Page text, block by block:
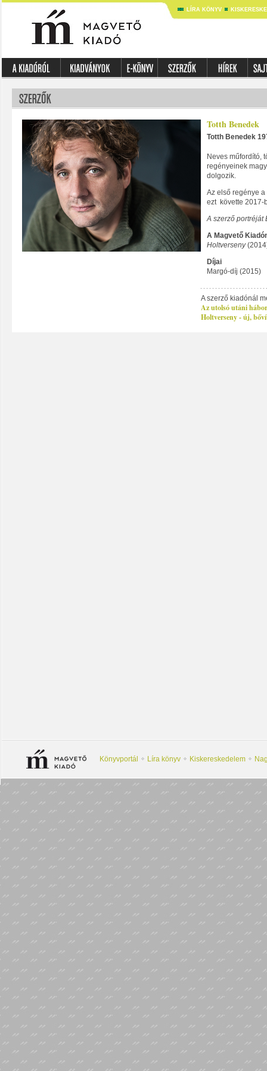
LÍRA KÖNYV
Totth Benedek
Totth Benedek
Neves műfordító,
regényeinek
dolgozik.
Az első regénye
ezt követte 2017-
A szerző portréját
A Magvető
Holtverseny
Díjai
Margó-díj (2015)
A szerző kiadónál
Az utolsó utáni
Holtverseny - új,
Könyvportál Líra könyv Kiskereskedelem